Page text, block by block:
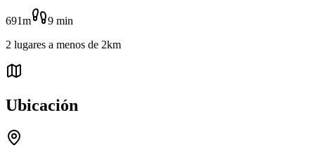
691m 9 min
2 lugares a menos de 2km
Ubicación